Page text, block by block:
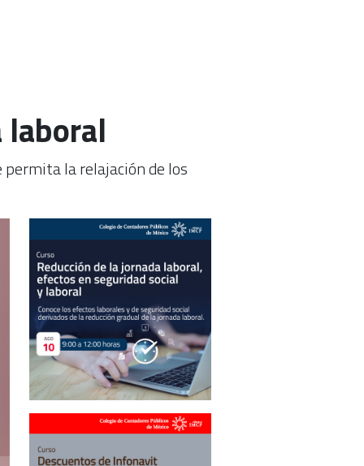
laboral
la relajación de los